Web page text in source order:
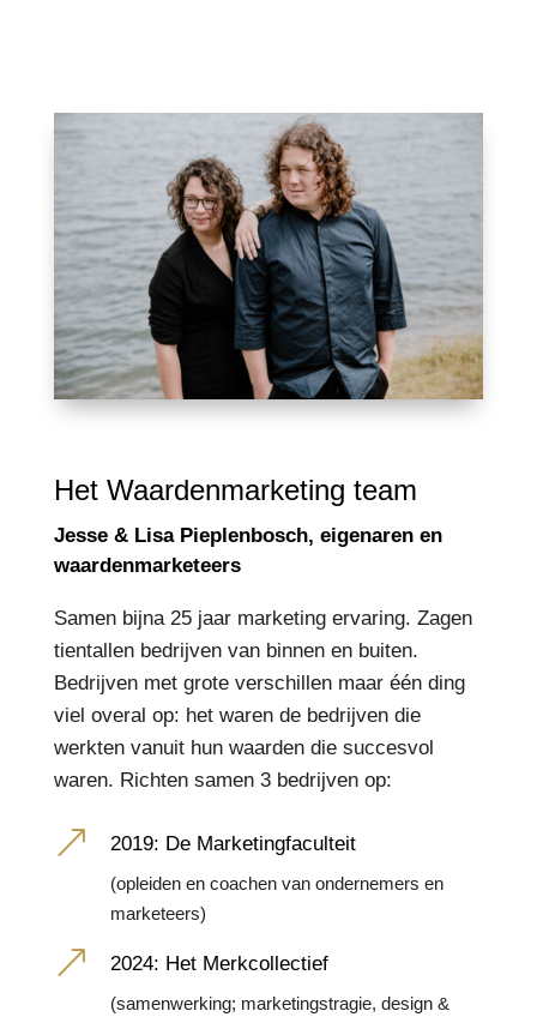
Het Waardenmarketing team
Jesse & Lisa Pieplenbosch, eigenaren en
waardenmarketeers
Samen bijna 25 jaar marketing ervaring. Zagen
tientallen bedrijven van binnen en buiten.
Bedrijven met grote verschillen maar één ding
viel overal op: het waren de bedrijven die
werkten vanuit hun waarden die succesvol
waren. Richten samen 3 bedrijven op:
& 2019: De Marketingfaculteit
(opleiden en coachen van ondernemers en
marketeers)
& 2024: Het Merkcollectief
(samenwerking; marketingstragie, design &